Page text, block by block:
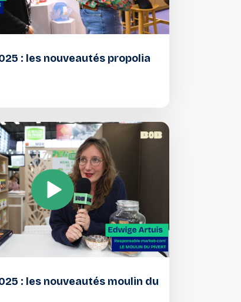
: les nouveautés propolia
: les nouveautés moulin du